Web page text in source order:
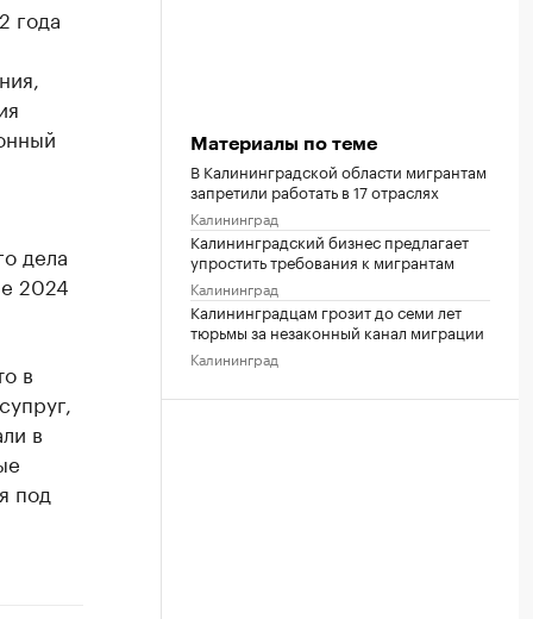
года
дела
2024
в
в
под
Материалы по теме
В Калининградской области мигрантам
запретили работать в 17 отраслях
Калининград
Калининградский бизнес предлагает
упростить требования к мигрантам
Калининград
Калининградцам грозит до семи лет
тюрьмы за незаконный канал миграции
Калининград